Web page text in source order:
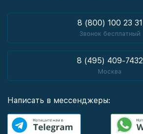
8 (800) 100 23 31
Звонок бесплатный
8 (495) 409-7432
Москва
Написать в мессенджеры: